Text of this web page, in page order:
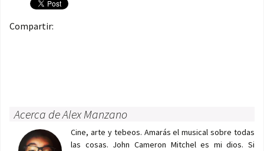
Compartir:
Acerca de Alex Manzano
Cine, arte y tebeos. Amarás el musical sobre todas
las cosas. John Cameron Mitchel es mi dios. Si